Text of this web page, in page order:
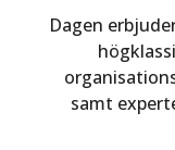
Dagen
samt